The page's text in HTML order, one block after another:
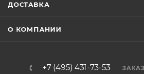
ДОСТАВКА
О КОМПАНИИ
+7 (495) 431-73-53